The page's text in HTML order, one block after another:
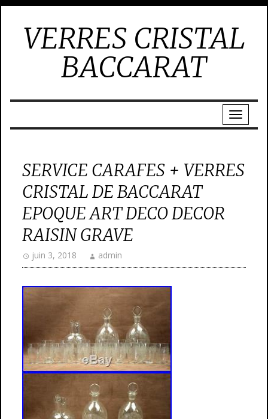
VERRES CRISTAL
BACCARAT
SERVICE CARAFES + VERRES
CRISTAL DE BACCARAT
EPOQUE ART DECO DECOR
RAISIN GRAVE
juin 3, 2018 admin